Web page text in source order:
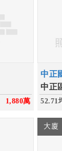
1,880萬
中正
中正
52.71
大廈